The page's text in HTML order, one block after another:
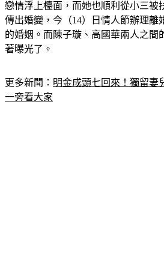
「補教天后」陳子璇2010年與高國華
戀情浮上檯面，而她也順利從小三被
傳出婚變，今（14）日情人節辦理離
的婚姻。而陳子璇、高國華兩人之間
更多新聞：